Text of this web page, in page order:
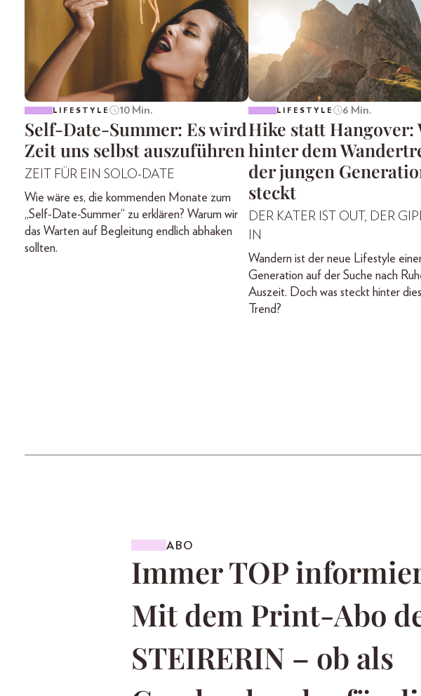
LIFESTYLE 10 Min.
Self-Date-Summer: Es wird
Zeit uns selbst auszuführen
ZEIT FÜR EIN SOLO-DATE
Wie wäre es, die kommenden Monate zum
„Self-Date-Summer“ zu erklären? Warum wir
das Warten auf Begleitung endlich abhaken
sollten.
LIFESTYLE 6 Min.
Hike statt Hangover:
hinter dem
der jungen
steckt
DER KATER IST OUT, DER
IN
Wandern ist der neue Lifestyle
Generation auf der Suche nach
Auszeit. Doch was steckt hinter
Trend?
ABO
Immer TOP
Mit dem Print-Abo
STEIRERIN – ob als